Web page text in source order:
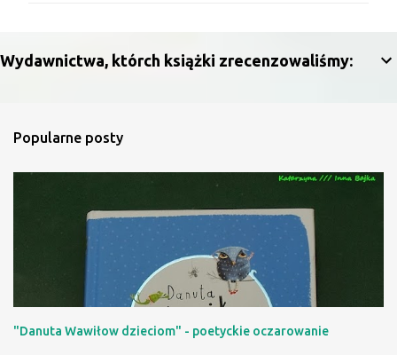
t
z
e
Wydawnictwa, którch książki zrecenzowaliśmy:
Popularne posty
"Danuta Wawiłow dzieciom" - poetyckie oczarowanie